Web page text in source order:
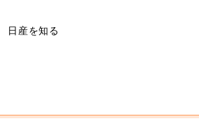
日産を知る